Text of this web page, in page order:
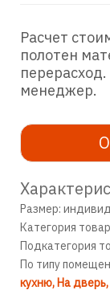
Расчет
полотен
менеджер.
Размер:
Категория
Подкатегория
По типу
кухню На дверь